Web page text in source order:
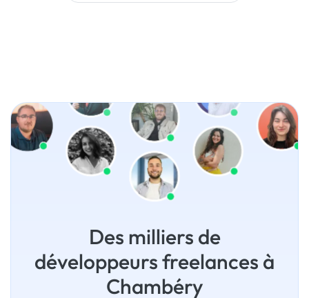
Des milliers de
développeurs freelances à
Chambéry